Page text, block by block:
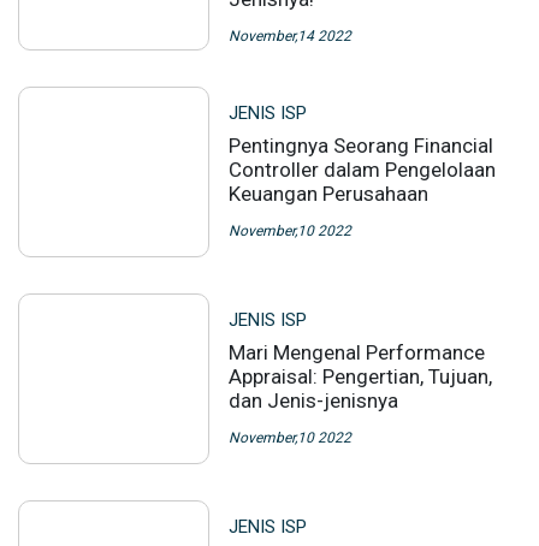
November,14 2022
JENIS ISP
Pentingnya Seorang Financial
Controller dalam Pengelolaan
Keuangan Perusahaan
November,10 2022
JENIS ISP
Mari Mengenal Performance
Appraisal: Pengertian, Tujuan,
dan Jenis-jenisnya
November,10 2022
JENIS ISP